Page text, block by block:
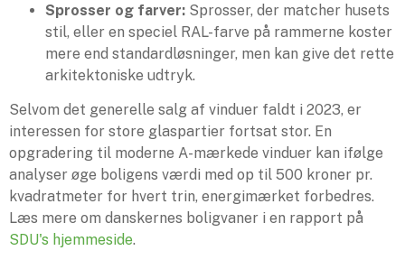
Sprosser og farver: Sprosser, der matcher husets
stil, eller en speciel RAL-farve på rammerne koster
mere end standardløsninger, men kan give det rette
arkitektoniske udtryk.
Selvom det generelle salg af vinduer faldt i 2023, er
interessen for store glaspartier fortsat stor. En
opgradering til moderne A-mærkede vinduer kan ifølge
analyser øge boligens værdi med op til 500 kroner pr.
kvadratmeter for hvert trin, energimærket forbedres.
Læs mere om danskernes boligvaner i en rapport på
SDU's hjemmeside.